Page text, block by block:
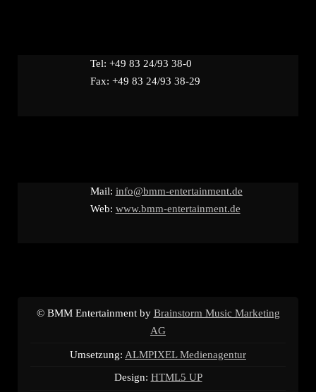
Tel: +49 83 24/93 38-0
Fax: +49 83 24/93 38-29
Mail: info@bmm-entertainment.de
Web: www.bmm-entertainment.de
© BMM Entertainment by Brainstorm Music Marketing
AG
Umsetzung: ALMPIXEL Medienagentur
Design: HTML5 UP